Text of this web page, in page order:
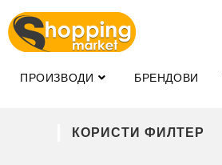
ПРОИЗВОДИ БРЕНДОВИ
КОРИСТИ ФИЛТЕР